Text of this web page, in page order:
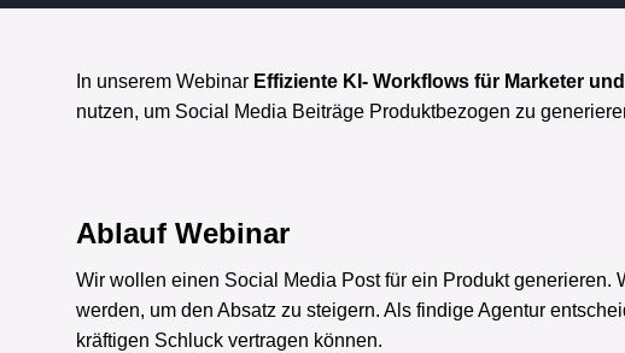
In unserem Webinar Effiziente KI- Workflows für Marketer
nutzen, um Social Media Beiträge Produktbezogen zu
Ablauf Webinar
Wir wollen einen Social Media Post für ein Produkt
werden, um den Absatz zu steigern. Als findige Agentur
kräftigen Schluck vertragen können.